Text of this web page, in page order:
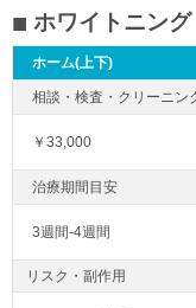
ホワイトニング
ホーム(上下)
￥33,000
3週間-4週間
リスク・副作用